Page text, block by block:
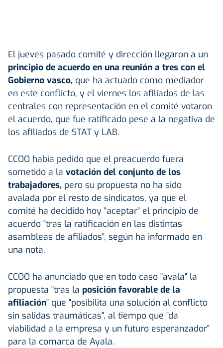
El jueves pasado comité y dirección llegaron a un
principio de acuerdo en una reunión a tres con el
Gobierno vasco, que ha actuado como mediador
en este conflicto, y el viernes los afiliados de las
centrales con representación en el comité votaron
el acuerdo, que fue ratificado pese a la negativa de
los afiliados de STAT y LAB.
CCOO había pedido que el preacuerdo fuera
sometido a la votación del conjunto de los
trabajadores, pero su propuesta no ha sido
avalada por el resto de sindicatos, ya que el
comité ha decidido hoy "aceptar" el principio de
acuerdo "tras la ratificación en las distintas
asambleas de afiliados", según ha informado en
una nota.
CCOO ha anunciado que en todo caso "avala" la
propuesta "tras la posición favorable de la
afiliación" que "posibilita una solución al conflicto
sin salidas traumáticas", al tiempo que "da
viabilidad a la empresa y un futuro esperanzador"
para la comarca de Ayala.